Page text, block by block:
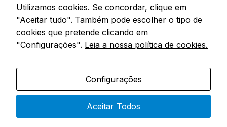
Utilizamos cookies. Se concordar, clique em
"Aceitar tudo". Também pode escolher o tipo de
cookies que pretende clicando em
"Configurações". Leia a nossa política de cookies.
Configurações
Aceitar Todos